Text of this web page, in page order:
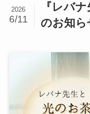
『レバ
のお知ら
2026
6/11